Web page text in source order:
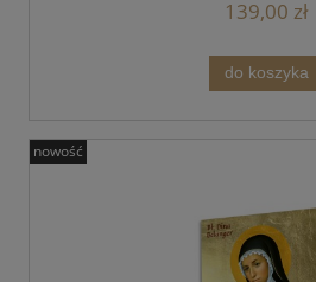
139,00 zł
do koszyka
nowość